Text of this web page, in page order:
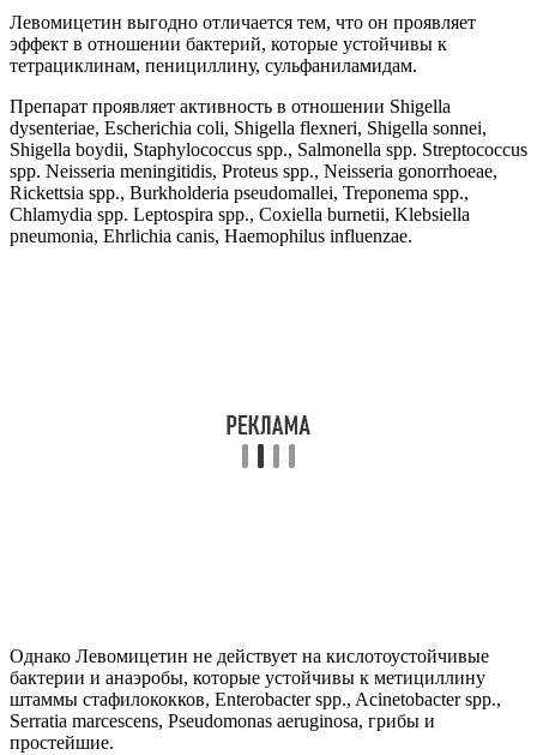
Левомицетин выгодно отличается тем, что он проявляет
эффект в отношении бактерий, которые устойчивы к
тетрациклинам, пенициллину, сульфаниламидам.
Препарат проявляет активность в отношении Shigella
dysenteriaе, Escherichia coli, Shigella flexneri, Shigella sonnei,
Shigella boydii, Staphylococcus spp., Salmonella spp. Streptococcus
spp. Neisseria meningitidis, Proteus spp., Neisseria gonorrhoeae,
Rickettsia spp., Burkholderia pseudomallei, Treponema spp.,
Chlamydia spp. Leptospira spp., Coxiella burnetii, Klebsiella
pneumonia, Ehrlichia canis, Haemophilus influenzae.
Однако Левомицетин не действует на кислотоустойчивые
бактерии и анаэробы, которые устойчивы к метициллину
штаммы стафилококков, Enterobacter spp., Acinetobacter spp.,
Serratia marcescens, Pseudomonas aeruginosa, грибы и
простейшие.